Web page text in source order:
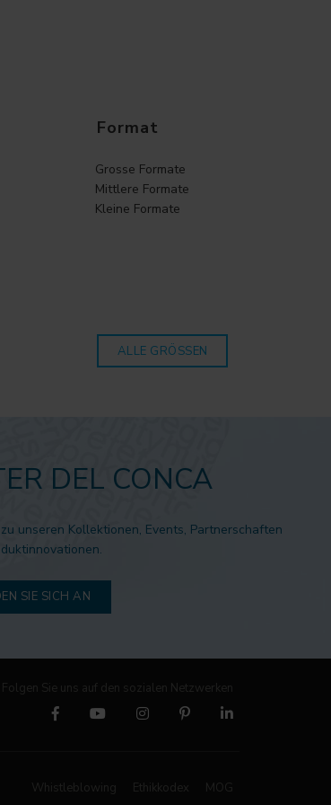
Format
Grosse Formate
Mittlere Formate
Kleine Formate
ALLE GRÖSSEN
DEL CONCA
unseren Kollektionen, Events, Partnerschaften
SIE SICH AN
Folgen Sie uns auf den sozialen Netzwerken
Whistleblowing Ethikkodex MOG